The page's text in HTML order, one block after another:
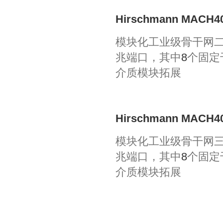
Hirschmann
模块化工业级骨干网
兆端口，其中8个固定
介质模块拓展
Hirschmann
模块化工业级骨干网
兆端口，其中8个固定
介质模块拓展